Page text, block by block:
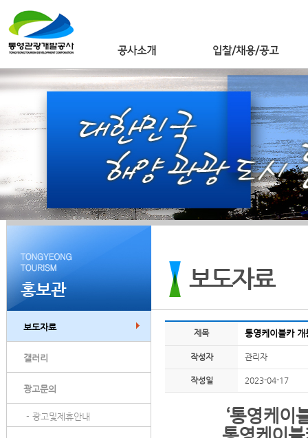
보도자료
갤러리
광고문의
- 광고및제휴안내
제목 통영케이블카
작성자 관리자
작성일 2023-04-17
‘통영케이